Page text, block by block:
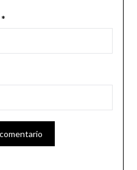
*